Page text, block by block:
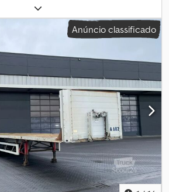
, configuração de eixo:
de carga:13 600 mm, largura do espaço
do espaço de carga:2 650 mm,
cor:branco, Ano de fabrico:
EM ÓTIMO ESTADO LONAS
EM VIGOR Crjdpoxax Spjfx Alfjf
Anúncio classificado